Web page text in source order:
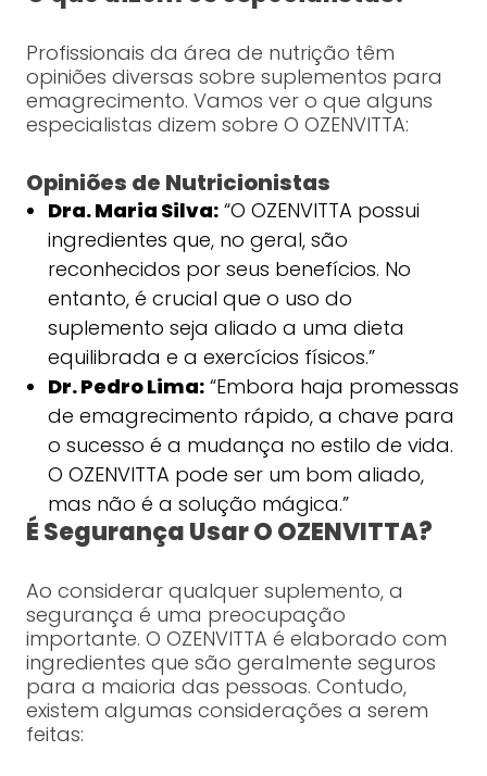
Profissionais da área de nutrição têm
opiniões diversas sobre suplementos para
emagrecimento. Vamos ver o que alguns
especialistas dizem sobre O OZENVITTA:
Opiniões de Nutricionistas
Dra. Maria Silva:“O OZENVITTA possui
ingredientes que, no geral, são
reconhecidos por seus benefícios. No
entanto, é crucial que o uso do
suplemento seja aliado a uma dieta
equilibrada e a exercícios físicos.”
Dr. Pedro Lima:“Embora haja promessas
de emagrecimento rápido, a chave para
o sucesso é a mudança no estilo de vida.
O OZENVITTA pode ser um bom aliado,
mas não é a solução mágica.”
É Segurança Usar O OZENVITTA?
Ao considerar qualquer suplemento, a
segurança é uma preocupação
importante. O OZENVITTA é elaborado com
ingredientes que são geralmente seguros
para a maioria das pessoas. Contudo,
existem algumas considerações a serem
feitas: